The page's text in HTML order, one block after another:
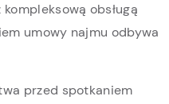
obsługą
umowy najmu odbywa
przed spotkaniem